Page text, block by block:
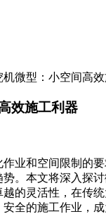
机微型：小空间高
效施工利器
业和空间限制的要
。本文将深入探
的灵活性，在传
全的施工作业，